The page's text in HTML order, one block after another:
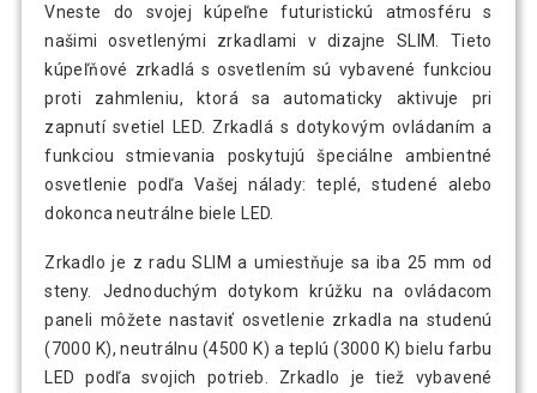
Vneste do svojej kúpeľne futuristickú atmosféru s
našimi osvetlenými zrkadlami v dizajne SLIM. Tieto
kúpeľňové zrkadlá s osvetlením sú vybavené funkciou
proti zahmleniu, ktorá sa automaticky aktivuje pri
zapnutí svetiel LED. Zrkadlá s dotykovým ovládaním a
funkciou stmievania poskytujú špeciálne ambientné
osvetlenie podľa Vašej nálady: teplé, studené alebo
dokonca neutrálne biele LED.
Zrkadlo je z radu SLIM a umiestňuje sa iba 25 mm od
steny. Jednoduchým dotykom krúžku na ovládacom
paneli môžete nastaviť osvetlenie zrkadla na studenú
(7000 K), neutrálnu (4500 K) a teplú (3000 K) bielu farbu
LED podľa svojich potrieb. Zrkadlo je tiež vybavené